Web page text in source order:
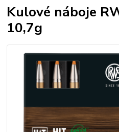
Kulové náboje
10,7g